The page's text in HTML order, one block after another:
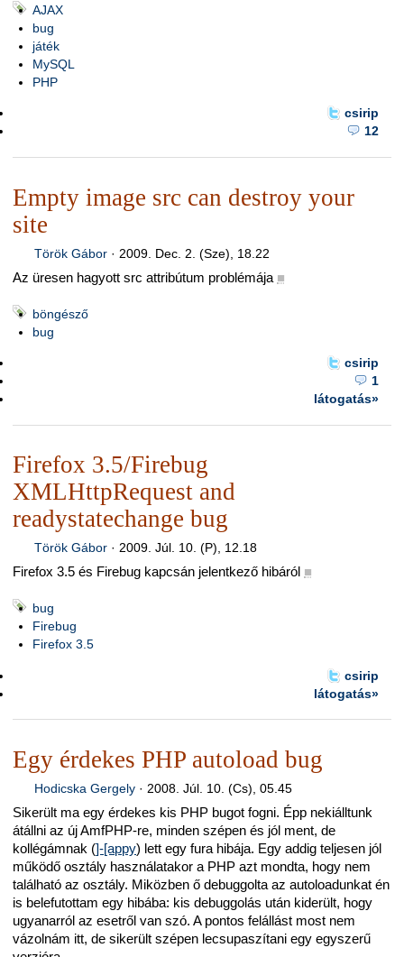
AJAX
bug
játék
MySQL
PHP
csirip
12
Empty image src can destroy your
site
Török Gábor· 2009. Dec. 2. (Sze), 18.22
Az üresen hagyott src attribútum problémája ■
böngésző
bug
csirip
1
látogatás»
Firefox 3.5/Firebug
XMLHttpRequest and
readystatechange bug
Török Gábor· 2009. Júl. 10. (P), 12.18
Firefox 3.5 és Firebug kapcsán jelentkező hibáról ■
bug
Firebug
Firefox 3.5
csirip
látogatás»
Egy érdekes PHP autoload bug
Hodicska Gergely· 2008. Júl. 10. (Cs), 05.45
Sikerült ma egy érdekes kis PHP bugot fogni. Épp nekiálltunk
átállni az új AmfPHP-re, minden szépen és jól ment, de
kollégámnak (]-[appy) lett egy fura hibája. Egy addig teljesen jól
működő osztály használatakor a PHP azt mondta, hogy nem
található az osztály. Miközben ő debuggolta az autoloadunkat én
is belefutottam egy hibába: kis debuggolás után kiderült, hogy
ugyanarról az esetről van szó. A pontos felállást most nem
vázolnám itt, de sikerült szépen lecsupaszítani egy egyszerű